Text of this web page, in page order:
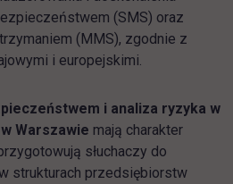
(SMS) oraz
(MMS), zgodnie z
i europejskimi.
i analiza ryzyka w
Warszawie mają charakter
słuchaczy do
strukturach przedsiębiorstw